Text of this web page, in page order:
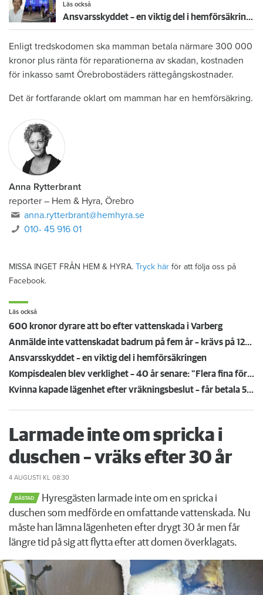
Läs också
Ansvarsskyddet – en viktig del i hemförsäkringen
Enligt tredskodomen ska mamman betala närmare 300 000
kronor plus ränta för reparationerna av skadan, kostnaden
för inkasso samt Örebrobostäders rättegångskostnader.
Det är fortfarande oklart om mamman har en hemförsäkring.
Anna Rytterbrant
reporter – Hem & Hyra, Örebro
anna.rytterbrant@hemhyra.se
010- 45 916 01
MISSA INGET FRÅN HEM & HYRA. Tryck här för att följa oss på
Facebook.
Läs också
600 kronor dyrare att bo efter vattenskada i Varberg
Anmälde inte vattenskadat badrum på fem år – krävs på 125 000 kronor
Ansvarsskyddet – en viktig del i hemförsäkringen
Kompisdealen blev verklighet – 40 år senare: "Flera fina fördelar med att dela bostad"
Kvinna kapade lägenhet efter vräkningsbeslut – får betala 50 000
Larmade inte om spricka i
duschen – vräks efter 30 år
4 AUGUSTI KL 08:30
BÅSTAD
Hyresgästen larmade inte om en spricka i
duschen som medförde en omfattande vattenskada. Nu
måste han lämna lägenheten efter drygt 30 år men får
längre tid på sig att flytta efter att domen överklagats.